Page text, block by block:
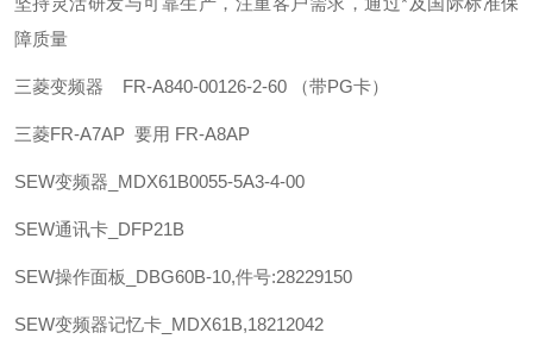
障质量
三菱变频器 FR-A840-00126-2-60 （带PG卡）
三菱FR-A7AP 要用 FR-A8AP
SEW变频器_MDX61B0055-5A3-4-00
SEW通讯卡_DFP21B
SEW操作面板_DBG60B-10,件号:28229150
SEW变频器记忆卡_MDX61B,18212042